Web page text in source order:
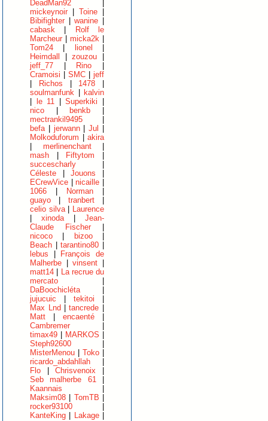
DeadMan92
mickeynoir
Toine|
Bibifighter |wanine
cabask
Rolf le
Marcheur
micka2k|
Tom24
lionel
Heimdall
|zouzou
jeff_77
Rino
Cramoisi
SMC
jeff
Richos 1478
soulmanfunk
kalvin
le 11 |Superkiki
nico
benkb
mectrankil9495
befa| jerwann| Jul
Molkoduforum
akira
merlinenchant|
mash
Fiftytom
succescharly
Céleste |Jouons
ECrewVice |nicaille
1066
Norman|
guayo
tranbert|
celio silva|
Laurence
|xinoda| Jean-
Claude Fischer
nicoco
bizoo|
Beach |tarantino80
lebus
François de
Malherbe |vinsent
matt14
La recrue du
mercato
DaBoochicléta|
jujucuic
tekitoi
Max Lnd |tancrede
Matt
encaenté|
Cambremer
timax49
MARKOS
Steph92600
MisterMenou
Toko|
ricardo_abdahllah
Flo |Chrisvenoix
Seb malherbe 61|
Kaannais
Maksim08
TomTB
rocker93100
KanteKing
Lakage|